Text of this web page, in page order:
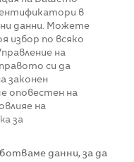
в
данни. Можете
избор по всяко
на
си да
законен
оповестен на
на
за
данни, за да